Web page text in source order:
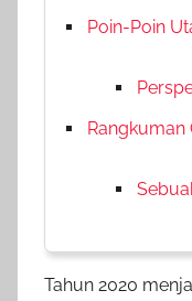
Poin-Poin
Rangkuman
Tahun 2020